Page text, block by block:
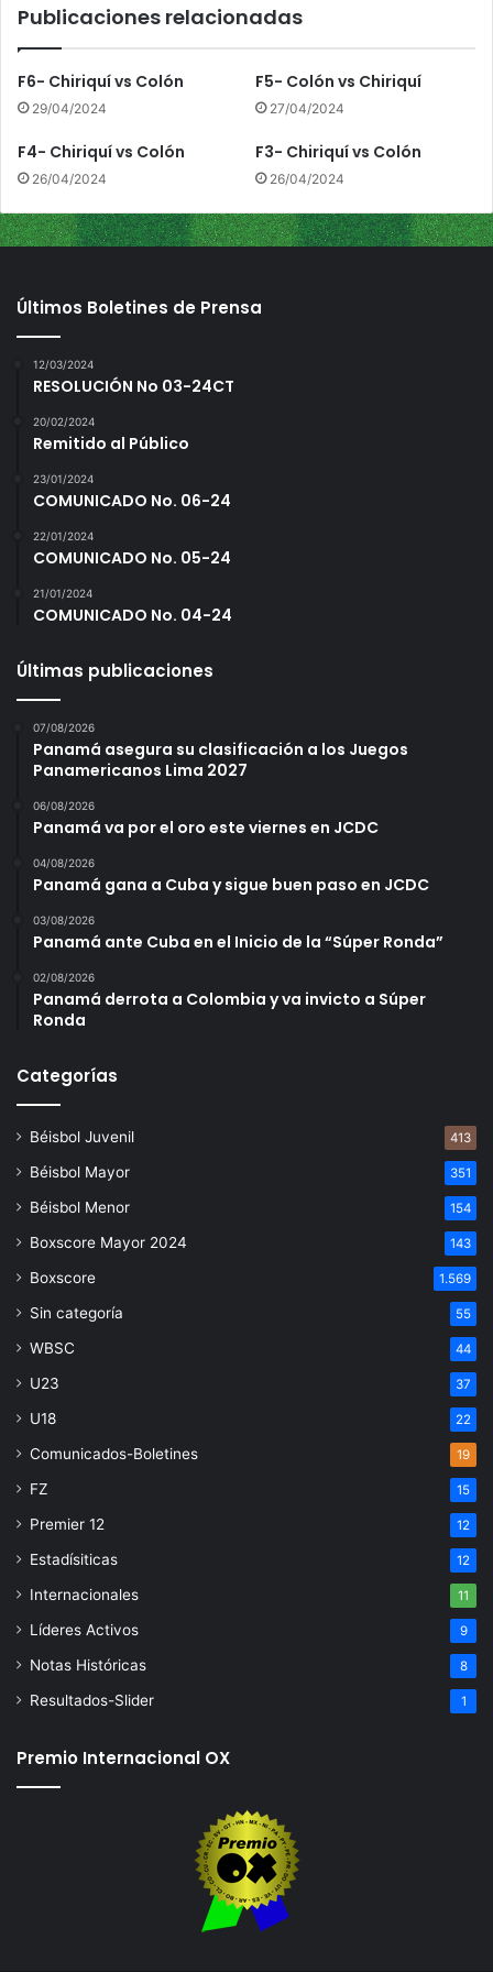
s
l
T
r
o
Publicaciones relacionadas
F6- Chiriquí vs Colón
29/04/2024
F5- Colón vs Chiriquí
27/04/2024
F4- Chiriquí vs Colón
26/04/2024
F3- Chiriquí vs Colón
26/04/2024
Últimos Boletines de Prensa
12/03/2024
RESOLUCIÓN No 03-24CT
20/02/2024
Remitido al Público
23/01/2024
COMUNICADO No. 06-24
22/01/2024
COMUNICADO No. 05-24
21/01/2024
COMUNICADO No. 04-24
Últimas publicaciones
07/08/2026
Panamá asegura su clasificación a los Juegos
Panamericanos Lima 2027
06/08/2026
Panamá va por el oro este viernes en JCDC
04/08/2026
Panamá gana a Cuba y sigue buen paso en JCDC
03/08/2026
Panamá ante Cuba en el Inicio de la “Súper Ronda”
02/08/2026
Panamá derrota a Colombia y va invicto a Súper
Ronda
Categorías
Béisbol Juvenil 413
Béisbol Mayor 351
Béisbol Menor 154
Boxscore Mayor 2024 143
Boxscore 1.569
Sin categoría 55
WBSC 44
U23 37
U18 22
Comunicados-Boletines 19
FZ 15
Premier 12 12
Estadísiticas 12
Internacionales 11
Líderes Activos 9
Notas Históricas 8
Resultados-Slider 1
Premio Internacional OX